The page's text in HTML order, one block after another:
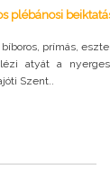
plébánosi
prímás,
atyát a
Szent..